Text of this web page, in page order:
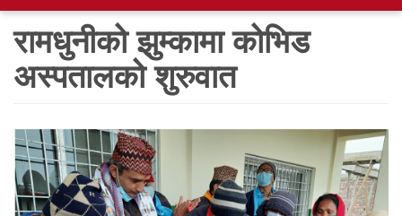
o
g
g
a
v
i
g
रामधुनीको झुम्कामा कोभिड
अस्पतालको शुरुवात